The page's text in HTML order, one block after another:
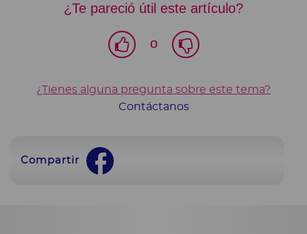
¿Te pareció útil este artículo?
o
¿Tienes alguna pregunta sobre este tema?
Contáctanos
Compartir